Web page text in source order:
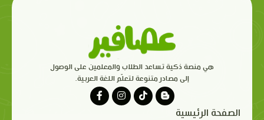
هي منصة ذكية تساعد الطلاب والمعلمين على الوصول
إلى مصادر متنوعة لتعلّم اللغة العربية.
الصفحة الرئيسية